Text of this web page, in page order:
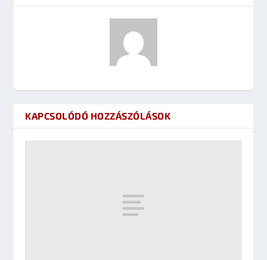
KAPCSOLÓDÓ HOZZÁSZÓLÁSOK